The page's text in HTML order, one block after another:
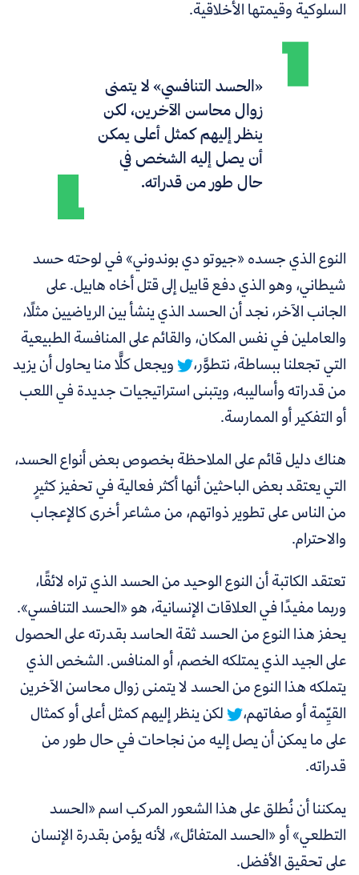
السلوكية وقيمتها الأخلاقية.
«الحسد التنافسي» لا يتمنى
زوال محاسن الآخرين، لكن
ينظر إليهم كمثل أعلى يمكن
أن يصل إليه الشخص في
حال طور من قدراته.
النوع الذي جسده «جيوتو دي بوندوني» في لوحته حسد
شيطاني، وهو الذي دفع قابيل إلى قتل أخاه هابيل. على
الجانب الآخر،نجد أن الحسد الذي ينشأ بين الرياضيين مثلًا،
والعاملين في نفس المكان، والقائم على المنافسة الطبيعية
التي تجعلنا ببساطة، نتطوَّر،
ويجعل كلًّا منا يحاول أن يزيد
من قدراته وأساليبه، ويتبنى استراتيجيات جديدة في اللعب
أو التفكير أو الممارسة.
هناك دليل قائم على الملاحظة بخصوص بعض أنواع الحسد،
التي يعتقد بعض الباحثين أنها أكثر فعالية في تحفيز كثيرٍ
من الناس على تطوير ذواتهم، من مشاعر أخرى كالإعجاب
والاحترام.
تعتقد الكاتبة أن النوع الوحيد من الحسد الذي تراه لائقًا،
وربما مفيدًا في العلاقات الإنسانية، هو «الحسد التنافسي».
يحفز هذا النوع من الحسد ثقة الحاسد بقدرته على الحصول
على الجيد الذي يمتلكه الخصم، أو المنافس.الشخص الذي
يتملكه هذا النوع من الحسد لا يتمنى زوال محاسن الآخرين
القيِّمة أو صفاتهم،
لكن ينظر إليهم كمثل أعلى أو كمثال
على ما يمكن أن يصل إليه من نجاحات في حال طور من
قدراته.
يمكننا أن نُطلق على هذا الشعور المركب اسم «الحسد
التطلعي» أو «الحسد المتفائل»، لأنه يؤمن بقدرة الإنسان
على تحقيق الأفضل.